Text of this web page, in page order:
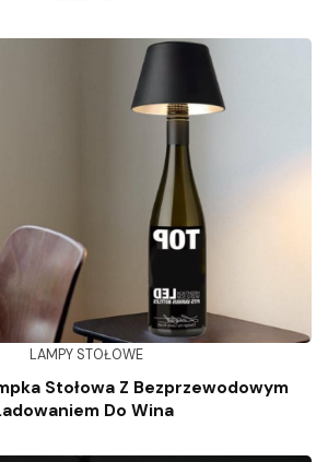
LAMPY STOŁOWE
Stołowa Z Bezprzewodowym
Do Wina